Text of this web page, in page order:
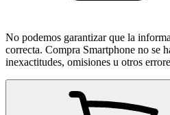
No podemos garantizar que la
correcta. Compra Smartphone no se
inexactitudes, omisiones u otros